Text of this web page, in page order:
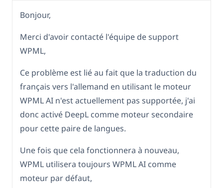
Bonjour,
Merci d'avoir contacté l'équipe de support
WPML,
Ce problème est lié au fait que la traduction du
français vers l'allemand en utilisant le moteur
WPML AI n'est actuellement pas supportée, j'ai
donc activé DeepL comme moteur secondaire
pour cette paire de langues.
Une fois que cela fonctionnera à nouveau,
WPML utilisera toujours WPML AI comme
moteur par défaut,